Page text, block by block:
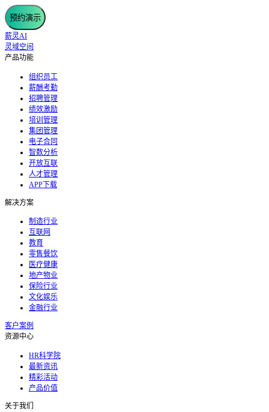
预约演示
薪灵AI
灵域空间
产品功能
组织员工
薪酬考勤
招聘管理
绩效激励
培训管理
集团管理
电子合同
智数分析
开放互联
人才管理
APP下载
解决方案
制造行业
互联网
教育
零售餐饮
医疗健康
地产物业
保险行业
文化娱乐
金融行业
客户案例
资源中心
HR科学院
最新资讯
精彩活动
产品价值
关于我们